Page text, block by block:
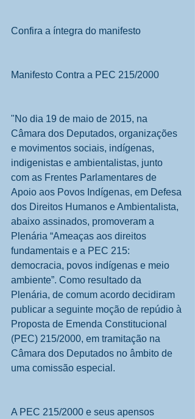
Confira a íntegra do manifesto
Manifesto Contra a PEC 215/2000
"No dia 19 de maio de 2015, na
Câmara dos Deputados, organizações
e movimentos sociais, indígenas,
indigenistas e ambientalistas, junto
com as Frentes Parlamentares de
Apoio aos Povos Indígenas, em Defesa
dos Direitos Humanos e Ambientalista,
abaixo assinados, promoveram a
Plenária “Ameaças aos direitos
fundamentais e a PEC 215:
democracia, povos indígenas e meio
ambiente”. Como resultado da
Plenária, de comum acordo decidiram
publicar a seguinte moção de repúdio à
Proposta de Emenda Constitucional
(PEC) 215/2000, em tramitação na
Câmara dos Deputados no âmbito de
uma comissão especial.
A PEC 215/2000 e seus apensos